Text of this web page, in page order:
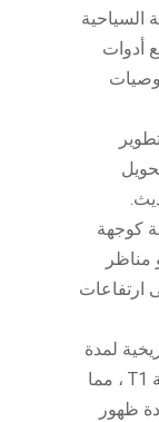
السياحية
أدوات
لتطوير
كوجهة
مناظر
ارتفاعات
لمدة
ثلاث سنوات مع عملاق الرياضات الإلكترونية T1 ، مما
ظهور